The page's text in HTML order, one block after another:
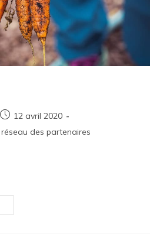
12 avril 2020
réseau des partenaires